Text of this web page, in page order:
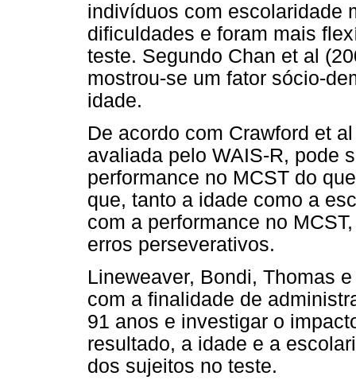
indivíduos com escolaridade
dificuldades e foram mais
teste. Segundo Chan et al
mostrou-se um fator sócio-
idade.
De acordo com Crawford et
avaliada pelo WAIS-R, pode
performance no MCST do
que, tanto a idade como a
com a performance no
erros perseverativos.
Lineweaver, Bondi, Thomas
com a finalidade de
91 anos e investigar o
resultado, a idade e a
dos sujeitos no teste.